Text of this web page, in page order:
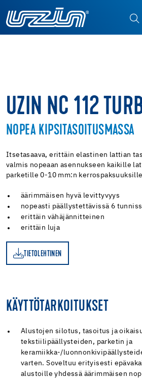
UZIN NC 112
NOPEA KIPSITASOITUSMASSA
Itsetasaava, erittäin elastinen lattian
valmis nopeaan asennukseen kaikille
parketille 0-10 mm:n
äärimmäisen hyvä levittyvyys
nopeasti päällystettävissä 6
erittäin vähäjännitteinen
erittäin luja
TIETOLEHTINEN
KÄYTTÖTARKOITUKSET
Alustojen silotus, tasoitus ja
tekstiilipäällysteiden, parketin ja
keramiikka-/
varten. Soveltuu erityisesti
alustoille yhdessä äärimmäisen